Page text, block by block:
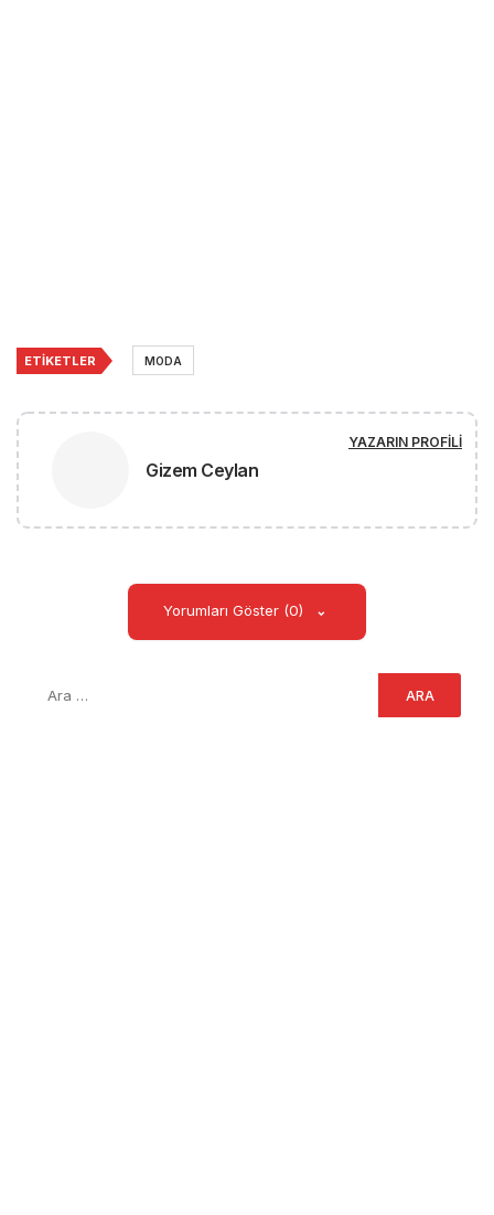
ETIKETLER MODA
Gizem Ceylan
YAZARIN PROFILI
Yorumları Göster (0)